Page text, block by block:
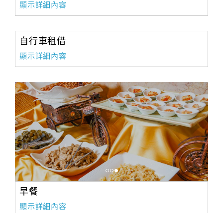
顯示詳細內容
自行車租借
顯示詳細內容
早餐
顯示詳細內容